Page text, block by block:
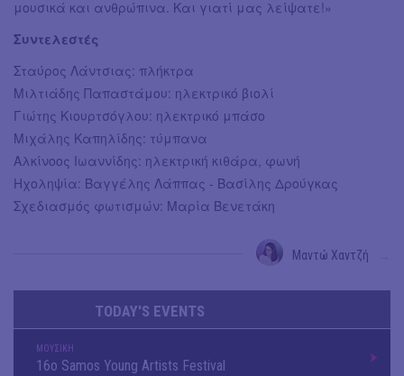
μουσικά και ανθρώπινα. Και γιατί μας λείψατε!»
Συντελεστές
Σταύρος Λάντσιας: πλήκτρα
Μιλτιάδης Παπαστάμου: ηλεκτρικό βιολί
Γιώτης Κιουρτσόγλου: ηλεκτρικό μπάσο
Μιχάλης Καπηλίδης: τύμπανα
Αλκίνοος Ιωαννίδης: ηλεκτρική κιθάρα, φωνή
Ηχοληψία: Βαγγέλης Λάππας - Βασίλης Δρούγκας
Σχεδιασμός φωτισμών: Μαρία Βενετάκη
Μαντώ Χαντζή
TODAY'S EVENTS
ΜΟΥΣΙΚΗ
16o Samos Young Artists Festival